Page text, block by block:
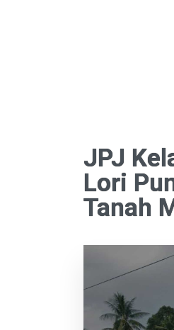
JPJ
Lori
Tanah